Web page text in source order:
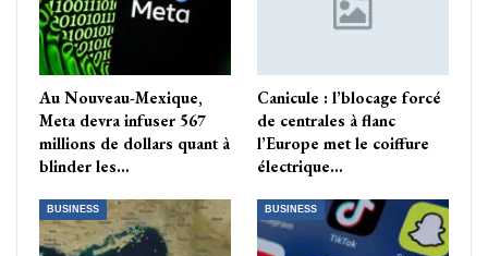
Au Nouveau-Mexique,
Meta devra infuser 567
millions de dollars quant à
blinder les…
Canicule : l’blocage forcé
de centrales à flanc
l’Europe met le coiffure
électrique…
BUSINESS BUSINESS